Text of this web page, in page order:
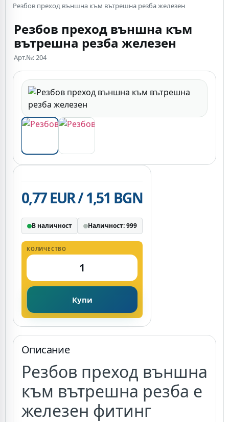
Резбов преход външна към вътрешна резба железен
Резбов преход външна към
вътрешна резба железен
Арт.№: 204
0,77 EUR / 1,51 BGN
В наличност Наличност: 999
КОЛИЧЕСТВО
Купи
Описание
Резбов преход външна
към вътрешна резба е
железен фитинг